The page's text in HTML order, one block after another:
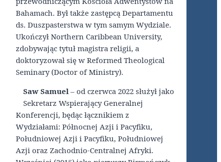
Bahamach. Był także zastępcą Departamentu
ds. Duszpasterstwa w tym samym Wydziale.
Ukończył Northern Caribbean University,
zdobywając tytuł magistra religii, a
doktoryzował się w Reformed Theological
Seminary (Doctor of Ministry).
Saw Samuel – od czerwca 2022 służył jako
Sekretarz Wspierający Generalnej
Konferencji, będąc łącznikiem z
Wydziałami: Północnej Azji i Pacyfiku,
Południowej Azji i Pacyfiku, Południowej
Azji oraz Zachodnio-Centralnej Afryki.